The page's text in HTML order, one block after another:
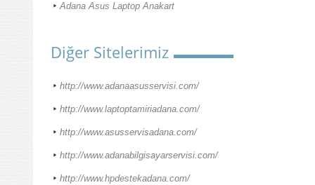
Adana Asus Laptop Anakart
Diğer Sitelerimiz
http://www.adanaasusservisi.com/
http://www.laptoptamiriadana.com/
http://www.asusservisadana.com/
http://www.adanabilgisayarservisi.com/
http://www.hpdestekadana.com/